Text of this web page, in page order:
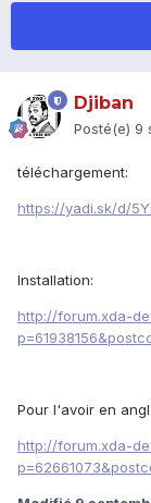
Djiban
Posté(e) 9
téléchargement:
https://yadi.sk/d/
Installation:
http://forum.xda-
Pour l'avoir en
http://forum.xda-